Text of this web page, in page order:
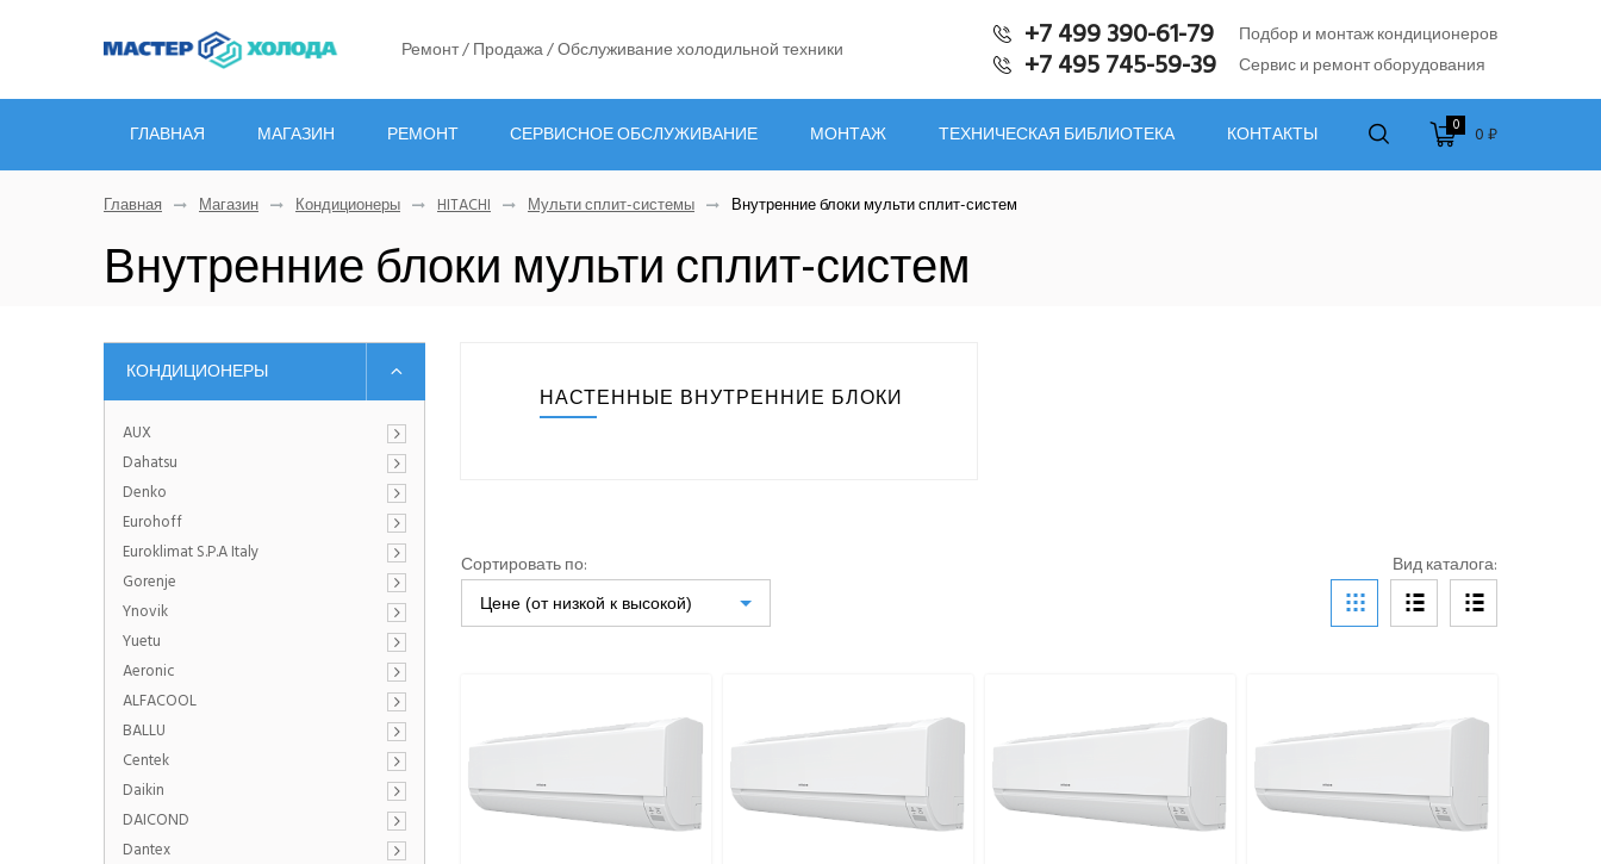
Ремонт / Продажа / Обслуживание холодильной техники +7 499 390-61-79 Подбор и монтаж кондиционеров
+7 495 745-59-39 Сервис и ремонт оборудования
ГЛАВНАЯ МАГАЗИН РЕМОНТ СЕРВИСНОЕ ОБСЛУЖИВАНИЕ МОНТАЖ ТЕХНИЧЕСКАЯ БИБЛИОТЕКА КОНТАКТЫ 0 0 ₽
Главная Магазин Кондиционеры HITACHI Мульти сплит-системы Внутренние блоки мульти сплит-систем
Внутренние блоки мульти сплит-систем
КОНДИЦИОНЕРЫ
AUX
Dahatsu
Denko
Eurohoff
Euroklimat S.P.A Italy
Gorenje
Ynovik
Yuetu
Aeronic
ALFACOOL
BALLU
Centek
Daikin
DAICOND
Dantex
НАСТЕННЫЕ ВНУТРЕННИЕ БЛОКИ
Сортировать по:
Цене (от низкой к высокой)
Вид каталога: